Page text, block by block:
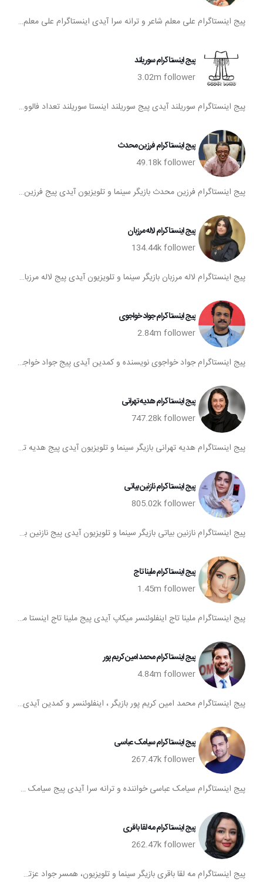
پیج اینستاگرام علی معلم شاعر و ترانه سرا آیدی اینستاگرام علی معلم اینستاگرام علی معلم تعداد فالوورهای پیج علی معلم صفحه اینستا علی معلم
پیج اینستاگرام سوریلند
3.02m follower
پیج اینستاگرام سوریلند آیدی پیج سوریلند اینستا سوریلند تعداد فالوورهای اینستاگرام سوریلند صفحه اینستاگرام سوریلند
پیج اینستاگرام فرزین محدث
49.18kfollower
پیج اینستاگرام فرزین محدث بازیگر سینما و تلویزیون آیدی پیج فرزین محدث اینستا فرزین محدث تعداد فالوورهای اینستاگرام فرزین محدث صفحه اینستاگرام فرزین محدث
پیج اینستاگرام لاله مرزبان
134.44kfollower
پیج اینستاگرام لاله مرزبان بازیگر سینما و تلویزیون آیدی پیج لاله مرزبان اینستا لاله مرزبان تعداد فالوورهای اینستاگرام لاله مرزبان صفحه اینستاگرام لاله مرزبان
پیج اینستاگرام جواد خواجوی
2.84m follower
پیج اینستاگرام جواد خواجوی نویسنده و کمدین آیدی پیج جواد خواجوی اینستا جواد خواجوی تعداد فالوورهای اینستاگرام جواد خواجوی صفحه اینستاگرام جواد خواجوی
پیج اینستاگرام هدیه تهرانی
747.28kfollower
پیج اینستاگرام هدیه تهرانی بازیگر سینما و تلویزیون آیدی پیج هدیه تهرانی اینستا هدیه تهرانی تعداد فالوورهای اینستاگرام هدیه تهرانی صفحه اینستاگرام هدیه تهرانی
پیج اینستاگرام نازنین بیاتی
805.02kfollower
پیج اینستاگرام نازنین بیاتی بازیگر سینما و تلویزیون آیدی پیج نازنین بیاتی اینستا نازنین بیاتی تعداد فالوورهای اینستاگرام نازنین بیاتی صفحه اینستاگرام نازنین بیاتی
پیج اینستاگرام ملینا تاج
1.45m follower
پیج اینستاگرام ملینا تاج اینفلوئنسر میکاپ آیدی پیج ملینا تاج اینستا ملینا تاج تعداد فالوورهای اینستاگرام ملینا تاج صفحه اینستاگرام ملینا تاج
پیج اینستاگرام محمد امین کریم پور
4.84m follower
پیج اینستاگرام محمد امین کریم پور بازیگر ، اینفلوئنسر و کمدین آیدی پیج محمد امین کریم پور اینستا محمد امین کریم پور تعداد فالوورهای اینستاگرام محمد امین کریم پور صفحه اینستاگرام محمد امین کریم پور
پیج اینستاگرام سیامک عباسی
267.47kfollower
پیج اینستاگرام سیامک عباسی خواننده و ترانه سرا آیدی پیج سیامک عباسی اینستا سیامک عباسی تعداد فالوورهای اینستاگرام سیامک عباسی صفحه اینستاگرام سیامک عباسی
پیج اینستاگرام مه لقا باقری
262.47kfollower
پیج اینستاگرام مه لقا باقری بازیگر سینما و تلویزیون، همسر جواد عزتی، مدرس و کارگردان آیدی پیج مه لقا باقری اینستا مه لقا باقری تعداد فالوورهای اینستاگرام مه لقا باقری صفحه اینستاگرام مه لقا باقری